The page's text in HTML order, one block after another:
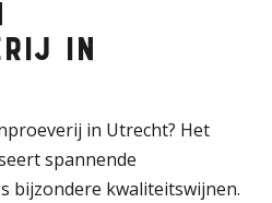
in
in Utrecht? Het
spannende
bijzondere kwaliteitswijnen.